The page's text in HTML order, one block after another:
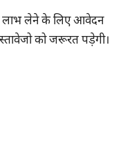
लाभ लेने के लिए आवेदन
को जरूरत पड़ेगी।